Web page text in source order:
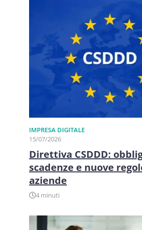
IMPRESA DIGITALE
15/07/2026
Direttiva CSDDD:
scadenze e nuove
aziende
4 minuti